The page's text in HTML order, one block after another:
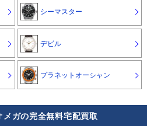
シーマスター
デビル
プラネットオーシャン
メガの完全無料宅配買取